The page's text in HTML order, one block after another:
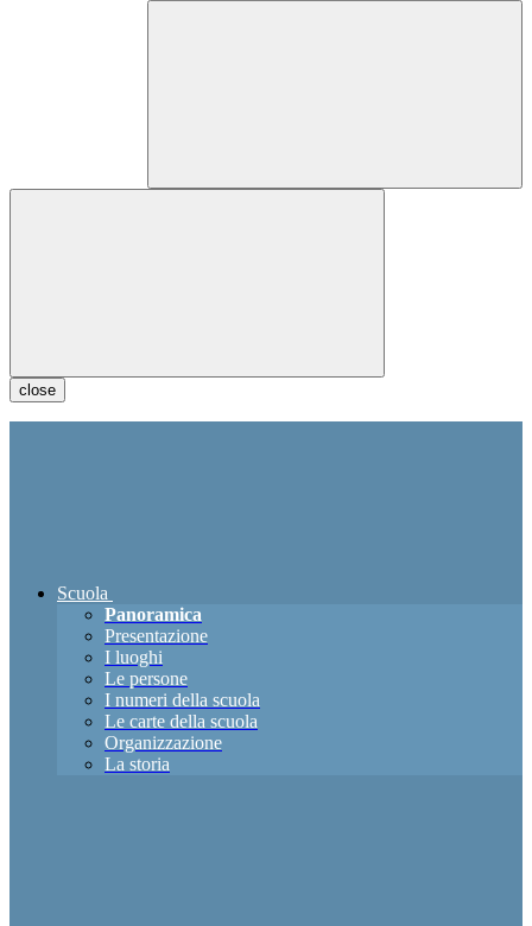
close
Scuola
Panoramica
Presentazione
I luoghi
Le persone
I numeri della scuola
Le carte della scuola
Organizzazione
La storia